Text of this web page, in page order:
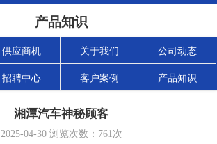
产品知识
供应商机 关于我们 公司动态
招聘中心 客户案例 产品知识
湘潭汽车神秘顾客
2025-04-30浏览次数： 761次